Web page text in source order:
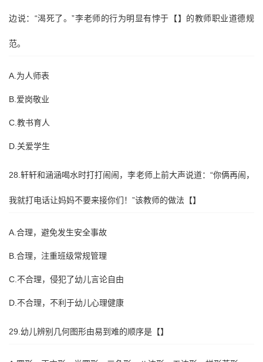
边说：“渴死了。”李老师的行为明显有悖于【】的教师职业道德规
范。
A.为人师表
B.爱岗敬业
C.教书育人
D.关爱学生
28.轩轩和涵涵喝水时打打闹闹，李老师上前大声说道：“你俩再闹，
我就打电话让妈妈不要来接你们！”该教师的做法【】
A.合理，避免发生安全事故
B.合理，注重班级常规管理
C.不合理，侵犯了幼儿言论自由
D.不合理，不利于幼儿心理健康
29.幼儿辨别几何图形由易到难的顺序是【】